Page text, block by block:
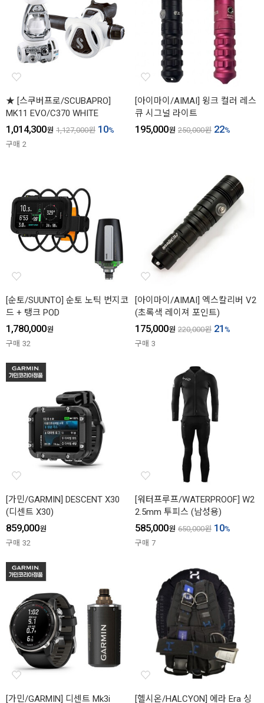
★ [스쿠버프로/SCUBAPRO]
MK11 EVO/C370 WHITE
1,014,300원 1,127,000원 10%
구매 2
[아이마이/AIMAI] 윙크 컬러 레스
큐 시그널 라이트
195,000원 250,000원 22%
[순토/SUUNTO] 순토 노틱 번지코
드 + 탱크 POD
1,780,000원
구매 32
[아이마이/AIMAI] 엑스칼리버 V2
(초록색 레이져 포인트)
175,000원 220,000원 21 %
구매 3
[가민/GARMIN] DESCENT X30
(디센트 X30)
859,000원
구매 32
[워터프루프/WATERPROOF] W2
2.5mm 투피스 (남성용)
585,000원 650,000원 10%
구매 7
[가민/GARMIN] 디센트 Mk3i [헬시온/HALCYON] 에라 Era 싱